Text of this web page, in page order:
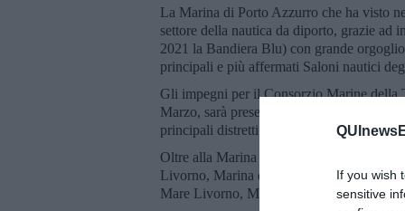
If you wish
sensitive
La Marina di Porto Azzurro che ha visto
settore della nautica da diporto, grazie ad
2021 la Bandiera Blu) con grande
principali e più affermati Saloni nautici
Gli impegni per il Consorzio Marine della
Marzo, sarà presente anche a Yare
principali distretti nautici mondiale, in
Oltre alla Marina di Porto Azzurro fanno
Livorno, Marina di Salivoli, Yacht
Mare Livorno, Marina dei Presidi Porto